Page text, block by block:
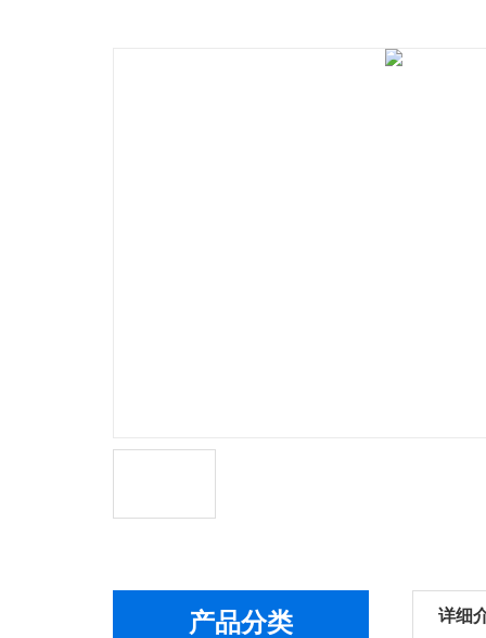
产品分类 详细